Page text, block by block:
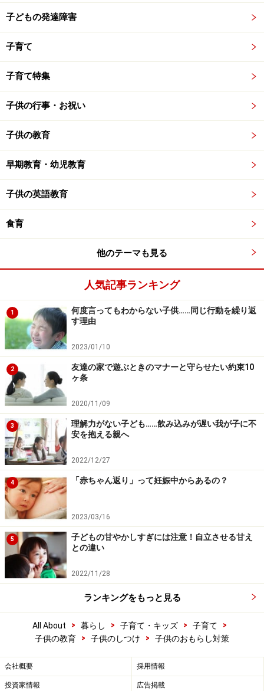
子どもの発達障害
子育て
子育て特集
子供の行事・お祝い
子供の教育
早期教育・幼児教育
子供の英語教育
食育
他のテーマも見る
人気記事ランキング
1
何度言ってもわからない子供……同じ行動を繰り返
す理由
2023/01/10
2
友達の家で遊ぶときのマナーと守らせたい約束10
ヶ条
2020/11/09
3
理解力がない子ども……飲み込みが遅い我が子に不
安を抱える親へ
2022/12/27
4 「赤ちゃん返り」って妊娠中からあるの？
2023/03/16
5
子どもの甘やかしすぎには注意！自立させる甘え
との違い
2022/11/28
ランキングをもっと見る
All About > 暮らし > 子育て・キッズ > 子育て
>
子供の教育
> 子供のしつけ > 子供のおもらし対策
会社概要 採用情報
投資家情報 広告掲載